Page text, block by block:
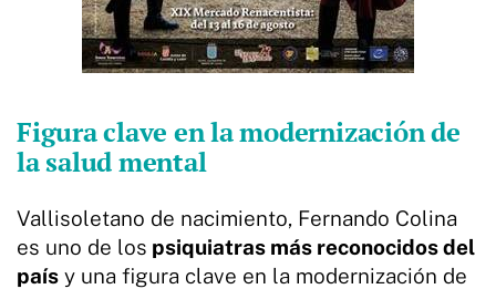
Figura clave en la modernización de
la salud mental
Vallisoletano de nacimiento, Fernando Colina
es uno de los psiquiatras más reconocidos del
país y una figura clave en la modernización de